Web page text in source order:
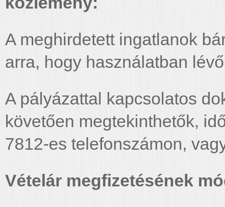
A meghirdetett ingatlanok
arra, hogy használatban
A pályázattal kapcsolatos
követően megtekinthetők,
7812-es telefonszámon,
Vételár megfizetésének